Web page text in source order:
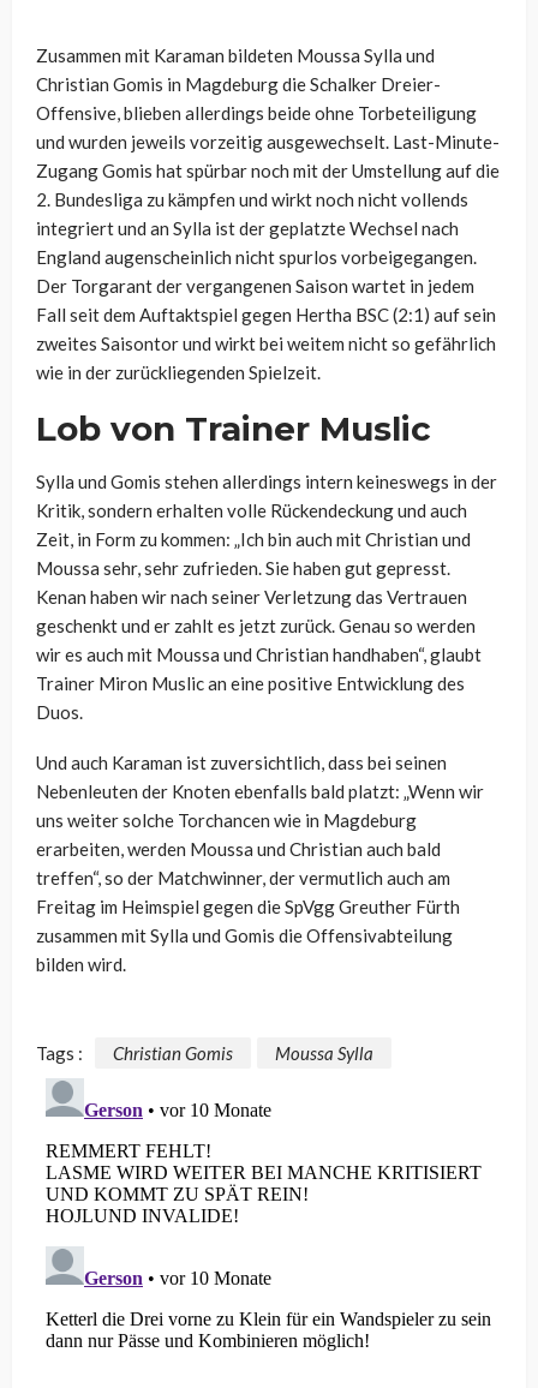
Zusammen mit Karaman bildeten Moussa Sylla und
Christian Gomis in Magdeburg die Schalker Dreier-
Offensive, blieben allerdings beide ohne Torbeteiligung
und wurden jeweils vorzeitig ausgewechselt. Last-Minute-
Zugang Gomis hat spürbar noch mit der Umstellung auf die
2. Bundesliga zu kämpfen und wirkt noch nicht vollends
integriert und an Sylla ist der geplatzte Wechsel nach
England augenscheinlich nicht spurlos vorbeigegangen.
Der Torgarant der vergangenen Saison wartet in jedem
Fall seit dem Auftaktspiel gegen Hertha BSC (2:1) auf sein
zweites Saisontor und wirkt bei weitem nicht so gefährlich
wie in der zurückliegenden Spielzeit.
Lob von Trainer Muslic
Sylla und Gomis stehen allerdings intern keineswegs in der
Kritik, sondern erhalten volle Rückendeckung und auch
Zeit, in Form zu kommen: „Ich bin auch mit Christian und
Moussa sehr, sehr zufrieden. Sie haben gut gepresst.
Kenan haben wir nach seiner Verletzung das Vertrauen
geschenkt und er zahlt es jetzt zurück. Genau so werden
wir es auch mit Moussa und Christian handhaben“, glaubt
Trainer Miron Muslic an eine positive Entwicklung des
Duos.
Und auch Karaman ist zuversichtlich, dass bei seinen
Nebenleuten der Knoten ebenfalls bald platzt: „Wenn wir
uns weiter solche Torchancen wie in Magdeburg
erarbeiten, werden Moussa und Christian auch bald
treffen“, so der Matchwinner, der vermutlich auch am
Freitag im Heimspiel gegen die SpVgg Greuther Fürth
zusammen mit Sylla und Gomis die Offensivabteilung
bilden wird.
Tags : Christian Gomis Moussa Sylla